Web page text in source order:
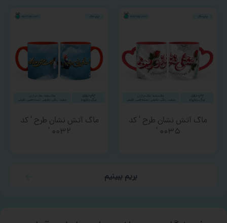
ماگ آتش نشان طرح ‘ کد
۰۰۳۵ ‘
ماگ آتش نشان طرح ‘ کد
۰۰۳۲ ‘
بریم ببینیم